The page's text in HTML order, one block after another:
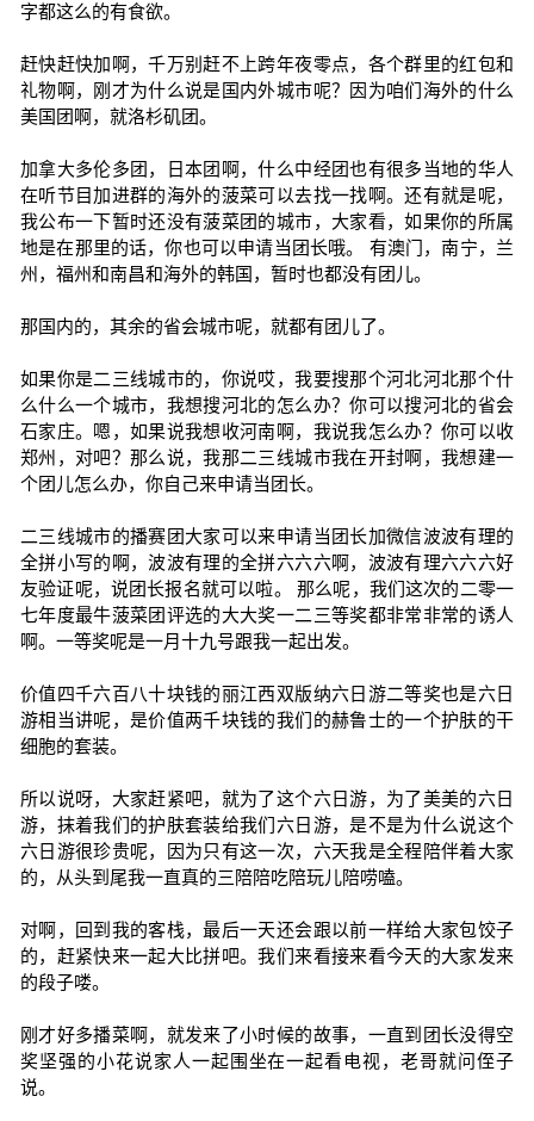
字都这么的有食欲。
赶快赶快加啊，千万别赶不上跨年夜零点，各个群里的红包和
礼物啊，刚才为什么说是国内外城市呢？因为咱们海外的什么
美国团啊，就洛杉矶团。
加拿大多伦多团，日本团啊，什么中经团也有很多当地的华人
在听节目加进群的海外的菠菜可以去找一找啊。还有就是呢，
我公布一下暂时还没有菠菜团的城市，大家看，如果你的所属
地是在那里的话，你也可以申请当团长哦。 有澳门，南宁，兰
州，福州和南昌和海外的韩国，暂时也都没有团儿。
那国内的，其余的省会城市呢，就都有团儿了。
如果你是二三线城市的，你说哎，我要搜那个河北河北那个什
么什么一个城市，我想搜河北的怎么办？你可以搜河北的省会
石家庄。嗯，如果说我想收河南啊，我说我怎么办？你可以收
郑州，对吧？那么说，我那二三线城市我在开封啊，我想建一
个团儿怎么办，你自己来申请当团长。
二三线城市的播赛团大家可以来申请当团长加微信波波有理的
全拼小写的啊，波波有理的全拼六六六啊，波波有理六六六好
友验证呢，说团长报名就可以啦。 那么呢，我们这次的二零一
七年度最牛菠菜团评选的大大奖一二三等奖都非常非常的诱人
啊。一等奖呢是一月十九号跟我一起出发。
价值四千六百八十块钱的丽江西双版纳六日游二等奖也是六日
游相当讲呢，是价值两千块钱的我们的赫鲁士的一个护肤的干
细胞的套装。
所以说呀，大家赶紧吧，就为了这个六日游，为了美美的六日
游，抹着我们的护肤套装给我们六日游，是不是为什么说这个
六日游很珍贵呢，因为只有这一次，六天我是全程陪伴着大家
的，从头到尾我一直真的三陪陪吃陪玩儿陪唠嗑。
对啊，回到我的客栈，最后一天还会跟以前一样给大家包饺子
的，赶紧快来一起大比拼吧。我们来看接来看今天的大家发来
的段子喽。
刚才好多播菜啊，就发来了小时候的故事，一直到团长没得空
奖坚强的小花说家人一起围坐在一起看电视，老哥就问侄子
说。